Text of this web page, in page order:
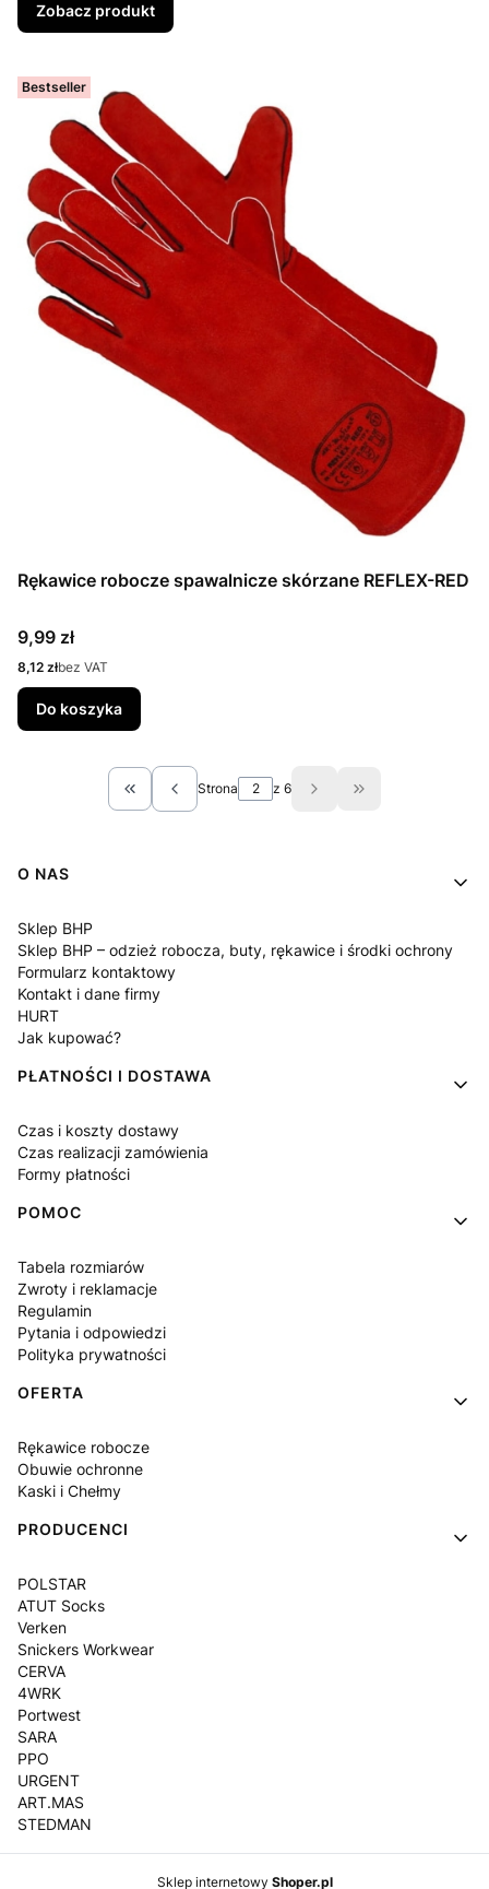
Zobacz produkt
Bestseller
Rękawice robocze spawalnicze skórzane REFLEX-RED
Cena
9,99 zł
Cena
8,12 złbez VAT
Do koszyka
Wróć do pierwszej strony z produktami
Strona z 6 Przejdź do
Linki w stopce
O NAS
Sklep BHP
Sklep BHP – odzież robocza, buty, rękawice i środki ochrony
Formularz kontaktowy
Kontakt i dane firmy
HURT
Jak kupować?
PŁATNOŚCI I DOSTAWA
Czas i koszty dostawy
Czas realizacji zamówienia
Formy płatności
POMOC
Tabela rozmiarów
Zwroty i reklamacje
Regulamin
Pytania i odpowiedzi
Polityka prywatności
OFERTA
Rękawice robocze
Obuwie ochronne
Kaski i Chełmy
PRODUCENCI
POLSTAR
ATUT Socks
Verken
Snickers Workwear
CERVA
4WRK
Portwest
SARA
PPO
URGENT
ART.MAS
STEDMAN
Sklep internetowy Shoper.pl